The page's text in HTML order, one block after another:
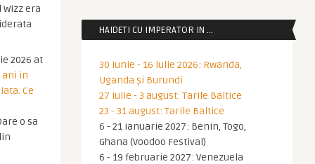
era
2026 at
ani in
Ce
o sa
HAIDETI CU IMPERATOR IN …
30 iunie - 16 iulie 2026: Rwanda,
Uganda și Burundi
27 iulie - 3 august: Tarile Baltice
23 - 31 august: Tarile Baltice
6 - 21 ianuarie 2027: Benin, Togo,
Ghana (Voodoo Festival)
6 - 19 februarie 2027: Venezuela